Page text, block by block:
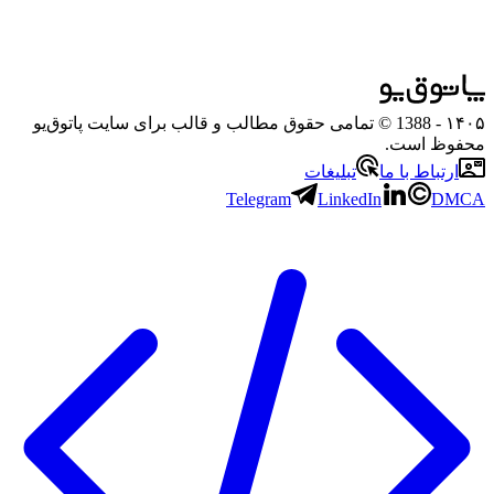
۱۴۰۵
- 1388 © تمامی حقوق مطالب و قالب برای سایت پاتوق‌یو
محفوظ است.
ارتباط با ما
تبلیغات
Telegram
LinkedIn DMCA